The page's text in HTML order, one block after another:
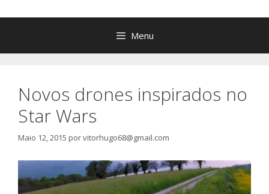
Menu
Novos drones inspirados no
Star Wars
Maio 12, 2015 porvitorhugo68@gmail.com